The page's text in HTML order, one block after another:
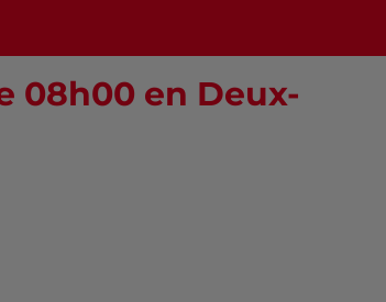
08h00 en Deux-